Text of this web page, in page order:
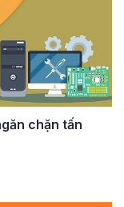
chặn tấn